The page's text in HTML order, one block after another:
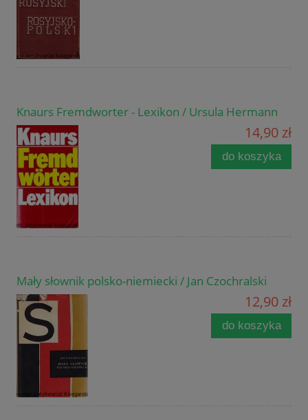
Knaurs Fremdworter - Lexikon / Ursula Hermann
14,90 zł
do koszyka
Mały słownik polsko-niemiecki / Jan Czochralski
12,90 zł
do koszyka